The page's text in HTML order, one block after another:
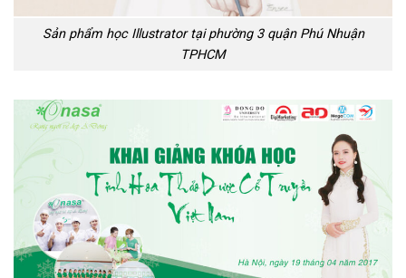
Sản phẩm học Illustrator tại phường 3 quận Phú Nhuận
TPHCM